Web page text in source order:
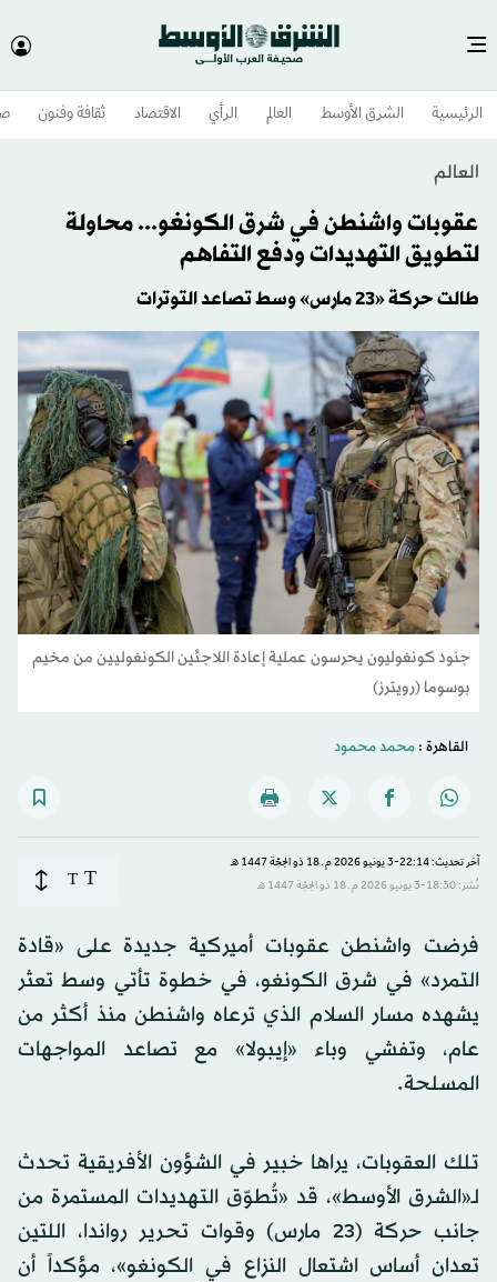
الرئيسية الشرق الأوسط​ العالم الرأي الاقتصاد ثقافة وفنون
العالم
عقوبات واشنطن في شرق الكونغو... محاولة
لتطويق التهديدات ودفع التفاهم
طالت حركة «23 مارس» وسط تصاعد التوترات
جنود كونغوليون يحرسون عملية إعادة اللاجئين الكونغوليين من مخيم
بوسوما (رويترز)
القاهرة :محمد محمود
آخر تحديث: 22:14-3 يونيو 2026 م ـ 18 ذو الحِجّة 1447 هـ
نُشر: 18:30-3 يونيو 2026 م ـ 18 ذو الحِجّة 1447 هـ
T
T
فرضت واشنطن عقوبات أميركية جديدة على «قادة
التمرد» في شرق الكونغو، في خطوة تأتي وسط تعثر
يشهده مسار السلام الذي ترعاه واشنطن منذ أكثر من
عام، وتفشي وباء «إيبولا» مع تصاعد المواجهات
المسلحة.
تلك العقوبات، يراها خبير في الشؤون الأفريقية تحدث
لـ«الشرق الأوسط»، قد «تُطوّق التهديدات المستمرة من
جانب حركة (23 مارس) وقوات تحرير رواندا، اللتين
تعدان أساس اشتعال النزاع في الكونغو»، مؤكداً أن